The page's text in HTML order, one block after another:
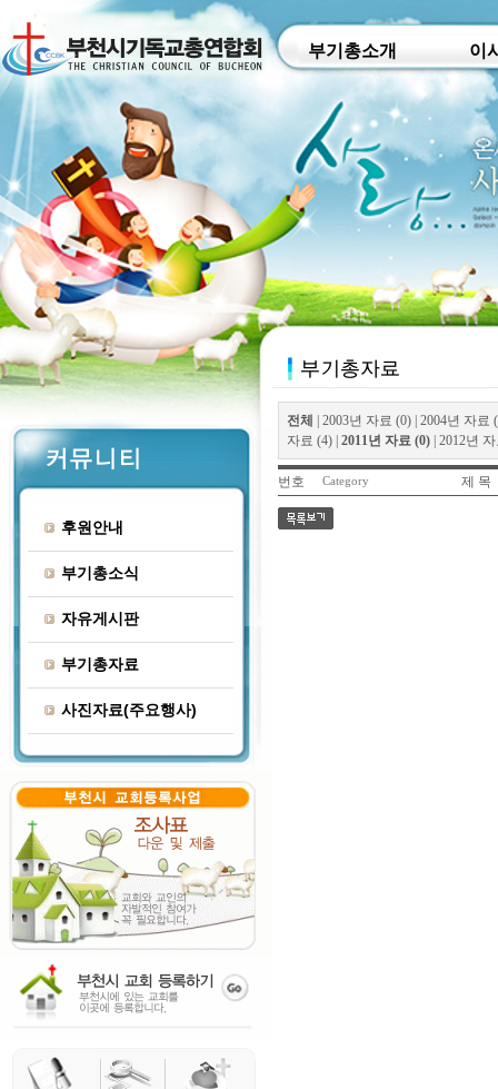
부기총소개 이
후원안내
부기총소식
자유게시판
부기총자료
사진자료(주요행사)
전체 2003년 자료 (0)| 2004년 자료
자료 (4)| 2011년 자료 (0)| 2012년
번호 Category 제 목